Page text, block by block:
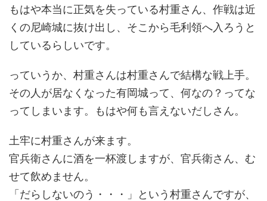
もはや本当に正気を失っている村重さん、作戦は近
くの尼崎城に抜け出し、そこから毛利領へ入ろうと
しているらしいです。
っていうか、村重さんは村重さんで結構な戦上手。
その人が居なくなった有岡城って、何なの？ってな
ってしまいます。もはや何も言えないだしさん。
土牢に村重さんが来ます。
官兵衛さんに酒を一杯渡しますが、官兵衛さん、む
せて飲めません。
「だらしないのう・・・」という村重さんですが、